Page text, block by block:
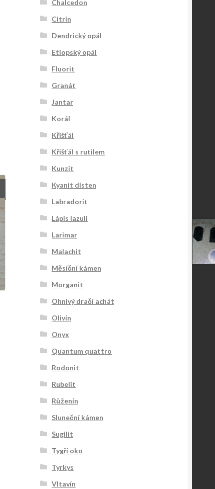
Chalcedon
Citrín
Dendrický opál
Etiopský opál
Fluorit
Granát
Jantar
Korál
Křišťál
Křišťál s rutilem
Kunzit
Kyanit disten
Labradorit
Lápis lazuli
Larimar
Malachit
Měsíční kámen
Morganit
Ohnivý dračí achát
Olivín
Onyx
Quantum quattro
Rodonit
Rubelit
Růženín
Sluneční kámen
Sugilit
Tygří oko
Tyrkys
Vltavín